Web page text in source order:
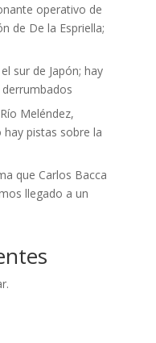
operativo de
de De la Espriella;
sur de Japón; hay
Meléndez,
pistas sobre la
que Carlos Bacca
llegado a un